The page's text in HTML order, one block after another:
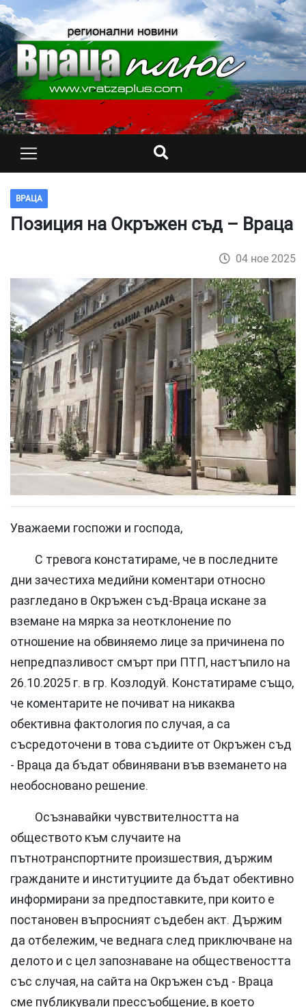
ВРАЦА
Позиция на Окръжен съд – Враца
04 ное 2025
Уважаеми госпожи и господа,
С тревога констатираме, че в последните
дни зачестиха медийни коментари относно
разгледано в Окръжен съд-Враца искане за
вземане на мярка за неотклонение по
отношение на обвиняемо лице за причинена по
непредпазливост смърт при ПТП, настъпило на
26.10.2025 г. в гр. Козлодуй. Констатираме също,
че коментарите не почиват на никаква
обективна фактология по случая, а са
съсредоточени в това съдиите от Окръжен съд
- Враца да бъдат обвинявани във вземането на
необосновано решение.
Осъзнавайки чувствителността на
обществото към случаите на
пътнотранспортните произшествия, държим
гражданите и институциите да бъдат обективно
информирани за предпоставките, при които е
постановен въпросният съдебен акт. Държим
да отбележим, че веднага след приключване на
делото и с цел запознаване на обществеността
със случая, на сайта на Окръжен съд - Враца
сме публикували прессъобщение, в което